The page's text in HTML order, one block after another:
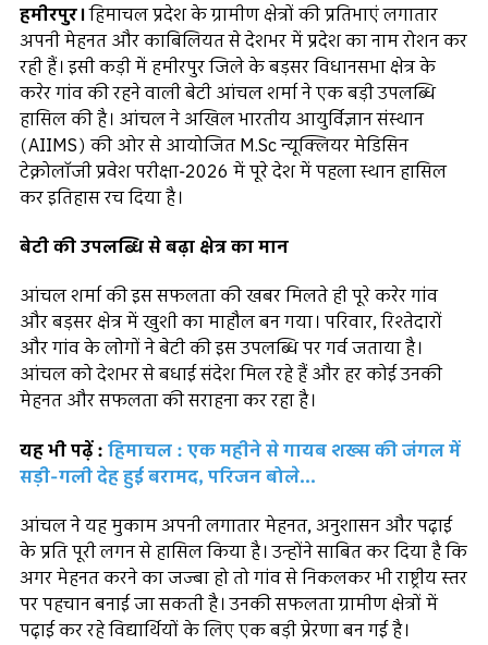
हमीरपुर।हिमाचल प्रदेश के ग्रामीण क्षेत्रों की प्रतिभाएं लगातार
अपनी मेहनत और काबिलियत से देशभर में प्रदेश का नाम रोशन कर
रही हैं। इसी कड़ी में हमीरपुर जिले के बड़सर विधानसभा क्षेत्र के
करेर गांव की रहने वाली बेटी आंचल शर्मा ने एक बड़ी उपलब्धि
हासिल की है। आंचल ने अखिल भारतीय आयुर्विज्ञान संस्थान
(AIIMS) की ओर से आयोजित M.Sc न्यूक्लियर मेडिसिन
टेक्नोलॉजी प्रवेश परीक्षा-2026 में पूरे देश में पहला स्थान हासिल
कर इतिहास रच दिया है।
बेटी की उपलब्धि से बढ़ा क्षेत्र का मान
आंचल शर्मा की इस सफलता की खबर मिलते ही पूरे करेर गांव
और बड़सर क्षेत्र में खुशी का माहौल बन गया। परिवार, रिश्तेदारों
और गांव के लोगों ने बेटी की इस उपलब्धि पर गर्व जताया है।
आंचल को देशभर से बधाई संदेश मिल रहे हैं और हर कोई उनकी
मेहनत और सफलता की सराहना कर रहा है।
यह भी पढ़ें : हिमाचल : एक महीने से गायब शख्स की जंगल में
सड़ी-गली देह हुई बरामद, परिजन बोले...
आंचल ने यह मुकाम अपनी लगातार मेहनत, अनुशासन और पढ़ाई
के प्रति पूरी लगन से हासिल किया है। उन्होंने साबित कर दिया है कि
अगर मेहनत करने का जज्बा हो तो गांव से निकलकर भी राष्ट्रीय स्तर
पर पहचान बनाई जा सकती है। उनकी सफलता ग्रामीण क्षेत्रों में
पढ़ाई कर रहे विद्यार्थियों के लिए एक बड़ी प्रेरणा बन गई है।